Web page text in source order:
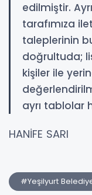
edilmiştir.
tarafımıza
taleplerinin
doğrultuda;
kişiler ile
ayrı tablolar
HANİFE SARI
#Yeşilyurt